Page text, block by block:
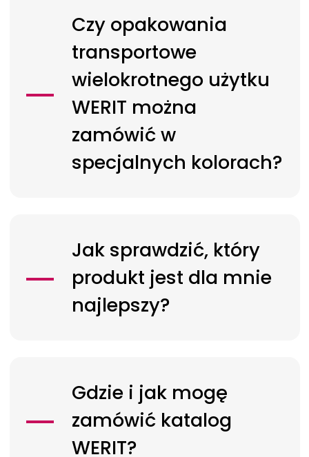
Czy opakowania
transportowe
wielokrotnego użytku
WERIT można
zamówić w
specjalnych kolorach?
Jak sprawdzić, który
produkt jest dla mnie
najlepszy?
Gdzie i jak mogę
zamówić katalog
WERIT?